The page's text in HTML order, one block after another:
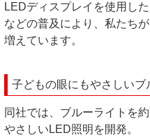
LEDディスプレイを使用し
などの普及により、私たち
増えています。
子どもの眼にもやさしいブ
同社では、ブルーライトを
やさしいLED照明を開発。